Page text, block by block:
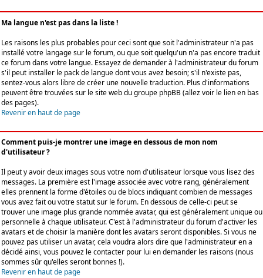
Ma langue n'est pas dans la liste !
Les raisons les plus probables pour ceci sont que soit l'administrateur n'a pas
installé votre langage sur le forum, ou que soit quelqu'un n'a pas encore traduit
ce forum dans votre langue. Essayez de demander à l'administrateur du forum
s'il peut installer le pack de langue dont vous avez besoin; s'il n'existe pas,
sentez-vous alors libre de créer une nouvelle traduction. Plus d'informations
peuvent être trouvées sur le site web du groupe phpBB (allez voir le lien en bas
des pages).
Revenir en haut de page
Comment puis-je montrer une image en dessous de mon nom
d'utilisateur ?
Il peut y avoir deux images sous votre nom d'utilisateur lorsque vous lisez des
messages. La première est l'image associée avec votre rang, généralement
elles prennent la forme d'étoiles ou de blocs indiquant combien de messages
vous avez fait ou votre statut sur le forum. En dessous de celle-ci peut se
trouver une image plus grande nommée avatar, qui est généralement unique ou
personnelle à chaque utilisateur. C'est à l'administrateur du forum d'activer les
avatars et de choisir la manière dont les avatars seront disponibles. Si vous ne
pouvez pas utiliser un avatar, cela voudra alors dire que l'administrateur en a
décidé ainsi, vous pouvez le contacter pour lui en demander les raisons (nous
sommes sûr qu'elles seront bonnes !).
Revenir en haut de page